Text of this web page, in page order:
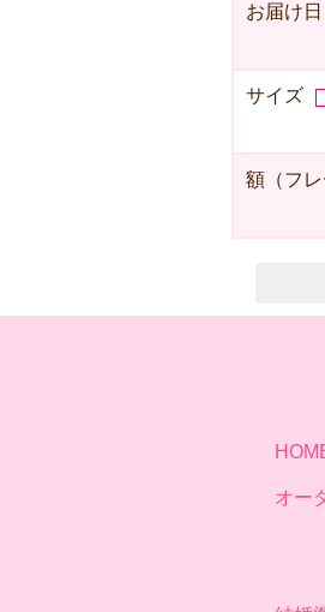
お届け日
サイズ
額（フレ
オー